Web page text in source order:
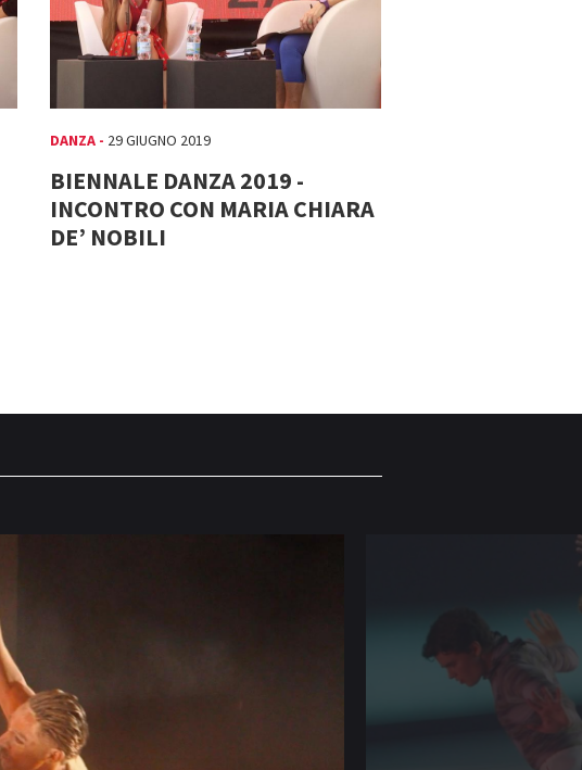
DANZA - 29 GIUGNO 2019
BIENNALE DANZA 2019 -
INCONTRO CON MARIA CHIARA
DE’ NOBILI